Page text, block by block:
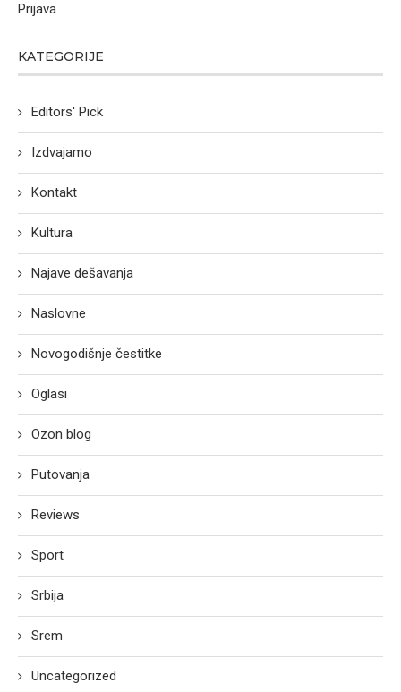
Prijava
KATEGORIJE
Editors' Pick
Izdvajamo
Kontakt
Kultura
Najave dešavanja
Naslovne
Novogodišnje čestitke
Oglasi
Ozon blog
Putovanja
Reviews
Sport
Srbija
Srem
Uncategorized